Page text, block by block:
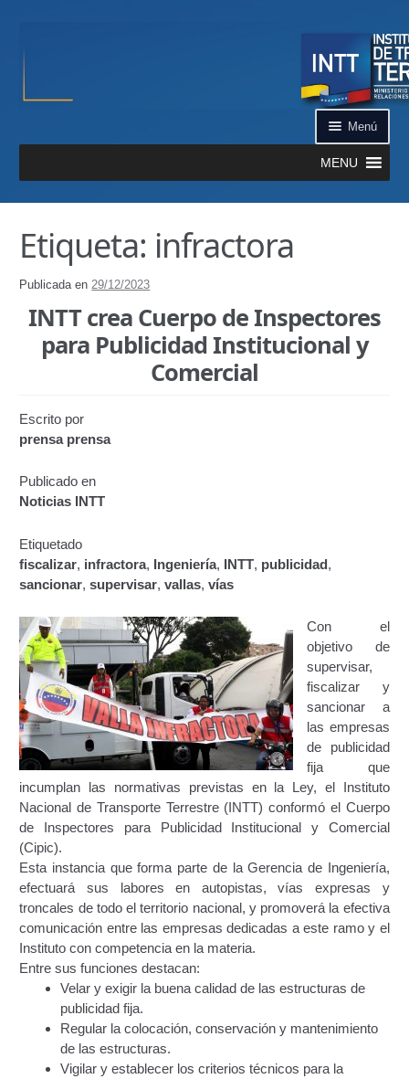
Menú
MENU
Inicio
¿Qué es el INTT?
Aplicación INTT QR
Automatizados
Certificación de Datos de Vehículo Automatizado
Certificación de Datos para Efectos Consulares con
Apostilla Electrónica
Emisión de Nuevo Certificado de Registro de
Vehículo (Duplicado) Automatizado
Renovación de Licencia para Conducir (Servicio
Automatizado)
Autorización para la circulación de Vehículo Sobre
Vehículo – Servicio Frecuente
Biblioteca
Búsqueda Predictiva Woocommerce
Certificación de Datos para Efectos Consulares con
Apostilla Electrónica – Servicio Frecuente
Certificación Provisional de Prestación del Servicio de
Transporte Público de Personas Modalidad Periférico
(RUTAS SUBURBANA O INTERURBANAS) – Servicio
Frecuente
Consultas Privadas
Educación Vial
Escuelas del Transporte e Instructores de Manejo
Estacionamientos registrados ante el INTT
Etiqueta: infractora
Publicada en29/12/2023
INTT crea Cuerpo de Inspectores
para Publicidad Institucional y
Comercial
Escrito por
prensa prensa
Publicado en
Noticias INTT
Etiquetado
fiscalizar, infractora, Ingeniería, INTT, publicidad,
sancionar,supervisar,vallas,vías
Con el
objetivo de
supervisar,
fiscalizar y
sancionar a
las empresas
de publicidad
fija que
incumplan las normativas previstas en la Ley, el Instituto
Nacional de Transporte Terrestre (INTT) conformó el Cuerpo
de Inspectores para Publicidad Institucional y Comercial
(Cipic).
Esta instancia que forma parte de la Gerencia de Ingeniería,
efectuará sus labores en autopistas, vías expresas y
troncales de todo el territorio nacional, y promoverá la efectiva
comunicación entre las empresas dedicadas a este ramo y el
Instituto con competencia en la materia.
Entre sus funciones destacan:
Velar y exigir la buena calidad de las estructuras de
publicidad fija.
Regular la colocación, conservación y mantenimiento
de las estructuras.
Vigilar y establecer los criterios técnicos para la